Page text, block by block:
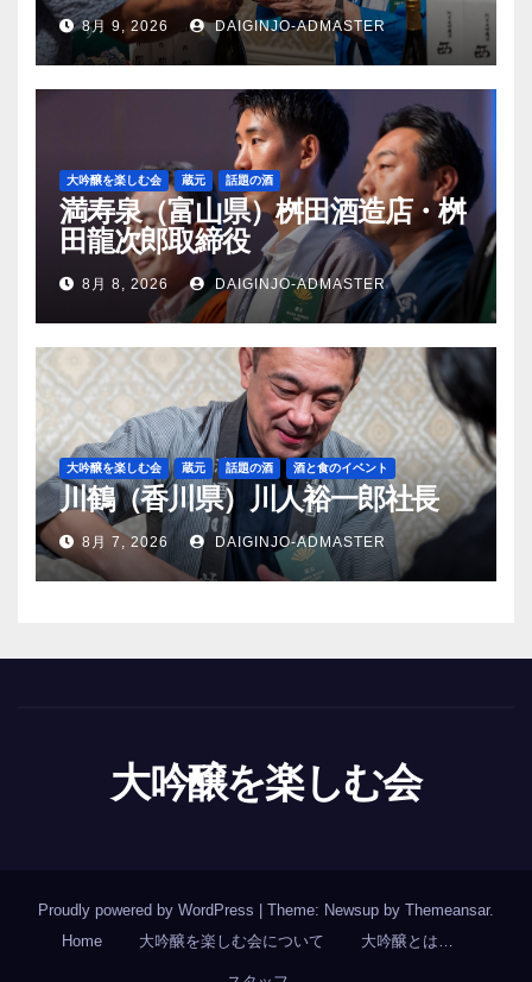
8月 9, 2026 DAIGINJO-ADMASTER
大吟醸を楽しむ会 蔵元 話題の酒
満寿泉（富山県）桝田酒造店・桝
田龍次郎取締役
8月 8, 2026 DAIGINJO-ADMASTER
大吟醸を楽しむ会 蔵元 話題の酒 酒と食のイベント
川鶴（香川県）川人裕一郎社長
8月 7, 2026 DAIGINJO-ADMASTER
大吟醸を楽しむ会
Proudly powered by WordPress Theme: Newsup by Themeansar.
Home
大吟醸を楽しむ会について 大吟醸とは…